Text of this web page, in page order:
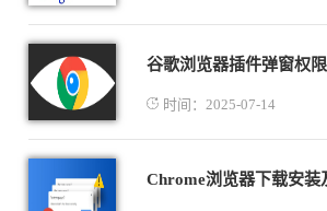
时间：2025-07-14